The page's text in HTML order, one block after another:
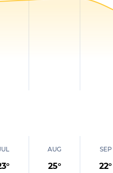
°
AUG
25°
SEP
22°